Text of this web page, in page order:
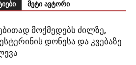
მეტი ავტორი
მოქმედებს ძილზე,
დონესა და კვებაზე